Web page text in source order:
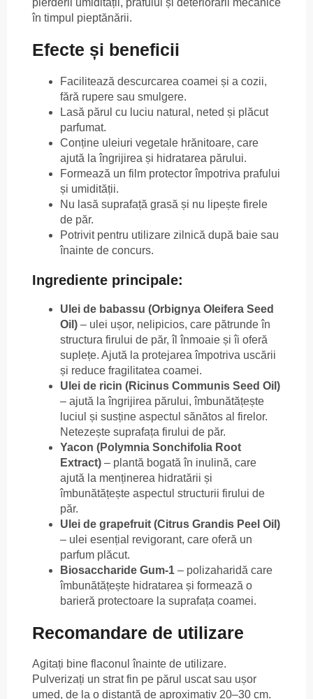
pierderii umidității, prafului și deteriorării mecanice
în timpul pieptănării.
Efecte și beneficii
Facilitează descurcarea coamei și a cozii,
fără rupere sau smulgere.
Lasă părul cu luciu natural, neted și plăcut
parfumat.
Conține uleiuri vegetale hrănitoare, care
ajută la îngrijirea și hidratarea părului.
Formează un film protector împotriva prafului
și umidității.
Nu lasă suprafață grasă și nu lipește firele
de păr.
Potrivit pentru utilizare zilnică după baie sau
înainte de concurs.
Ingrediente principale:
Ulei de babassu (Orbignya Oleifera Seed
Oil) – ulei ușor, nelipicios, care pătrunde în
structura firului de păr, îl înmoaie și îi oferă
suplețe. Ajută la protejarea împotriva uscării
și reduce fragilitatea coamei.
Ulei de ricin (Ricinus Communis Seed Oil)
– ajută la îngrijirea părului, îmbunătățește
luciul și susține aspectul sănătos al firelor.
Netezește suprafața firului de păr.
Yacon (Polymnia Sonchifolia Root
Extract) – plantă bogată în inulină, care
ajută la menținerea hidratării și
îmbunătățește aspectul structurii firului de
păr.
Ulei de grapefruit (Citrus Grandis Peel Oil)
– ulei esențial revigorant, care oferă un
parfum plăcut.
Biosaccharide Gum-1 – polizaharidă care
îmbunătățește hidratarea și formează o
barieră protectoare la suprafața coamei.
Recomandare de utilizare
Agitați bine flaconul înainte de utilizare.
Pulverizați un strat fin pe părul uscat sau ușor
umed, de la o distanță de aproximativ 20–30 cm.